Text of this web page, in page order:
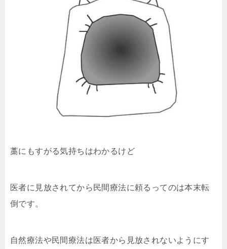
藁にもすがる気持ちはわかるけど
医者に見放されてから民間療法に頼るってのは本末転
倒です。
自然療法や民間療法は医者から見放されないようにす